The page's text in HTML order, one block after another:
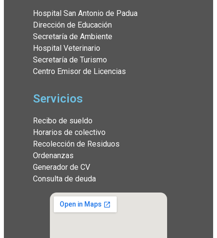
Hospital San Antonio de Padua
Dirección de Educación
Secretaría de Ambiente
Hospital Veterinario
Secretaría de Turismo
Centro Emisor de Licencias
Servicios
Recibo de sueldo
Horarios de colectivo
Recolección de Residuos
Ordenanzas
Generador de CV
Consulta de deuda